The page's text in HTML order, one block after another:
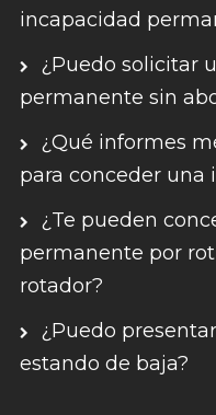
incapacidad
¿Puedo solicitar
permanente sin
¿Qué informes
para conceder una
¿Te pueden
permanente por
rotador?
¿Puedo
estando de baja?